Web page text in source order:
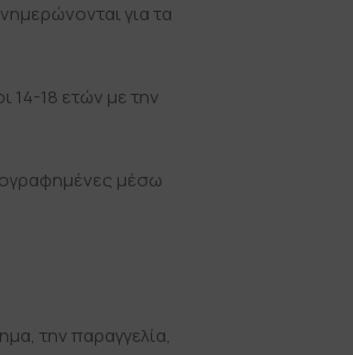
για τα
14-18 ετών με την
μέσω
την παραγγελία,